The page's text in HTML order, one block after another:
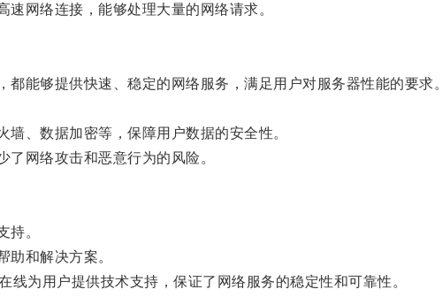
网络连接，能够处理大量的网络请求。
能够提供快速、稳定的网络服务，满足用户对服务器性能的要求。
、数据加密等，保障用户数据的安全性。
网络攻击和恶意行为的风险。
。
和解决方案。
为用户提供技术支持，保证了网络服务的稳定性和可靠性。